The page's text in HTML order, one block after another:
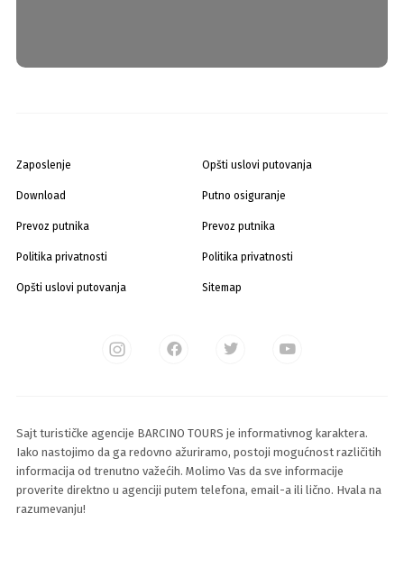
Zaposlenje
Download
Prevoz putnika
Politika privatnosti
Opšti uslovi putovanja
Opšti uslovi putovanja
Putno osiguranje
Prevoz putnika
Politika privatnosti
Sitemap
Sajt turističke agencije BARCINO TOURS je informativnog karaktera.
Iako nastojimo da ga redovno ažuriramo, postoji mogućnost različitih
informacija od trenutno važećih. Molimo Vas da sve informacije
proverite direktno u agenciji putem telefona, email-a ili lično. Hvala na
razumevanju!